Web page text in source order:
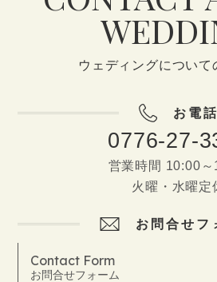
ウェディングについて
お電話
0776-27-
営業時間 10:00
火曜・水曜定
お問合せフ
Contact Form
お問合せフォーム